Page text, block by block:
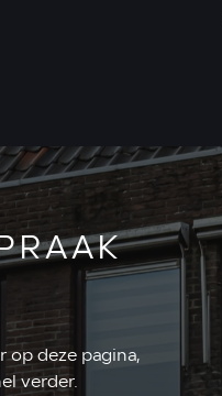
deze pagina,
verder.